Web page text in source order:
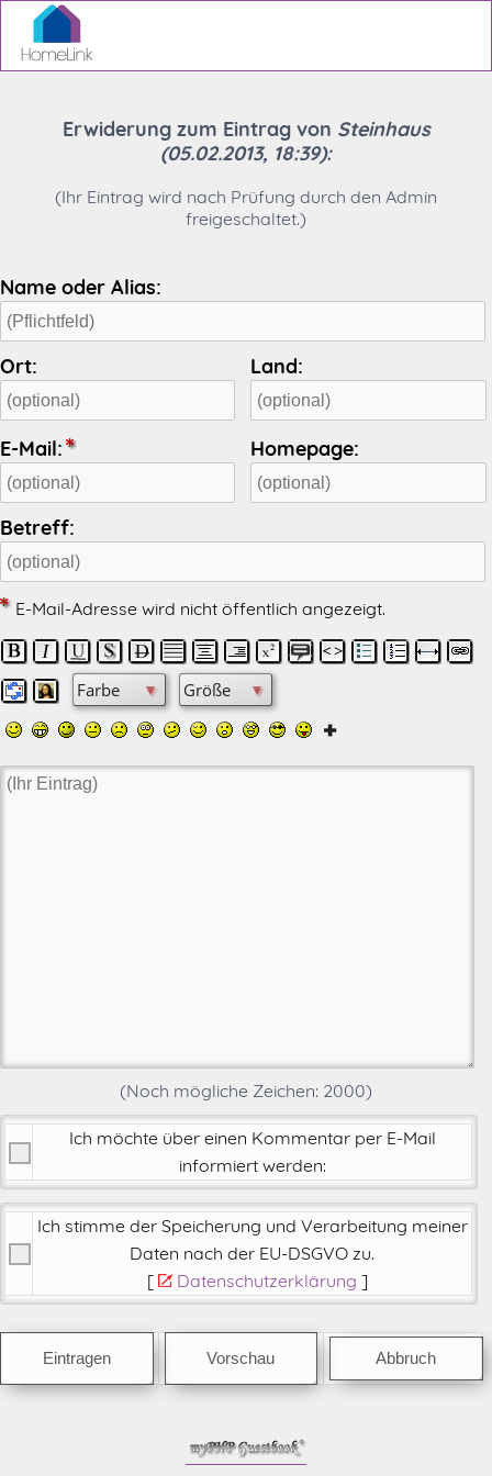
Erwiderung zum Eintrag von Steinhaus
(05.02.2013, 18:39):
(Ihr Eintrag wird nach Prüfung durch den Admin
freigeschaltet.)
Name oder Alias:
Ort: Land:
E-Mail: Homepage:
Betreff:
E-Mail-Adresse wird nicht öffentlich angezeigt.
(Noch mögliche Zeichen: 2000)
Ich möchte über einen Kommentar per E-Mail
informiert werden:
Ich stimme der Speicherung und Verarbeitung meiner
Daten nach der EU-DSGVO zu.
[
Datenschutzerklärung ]
Abbruch